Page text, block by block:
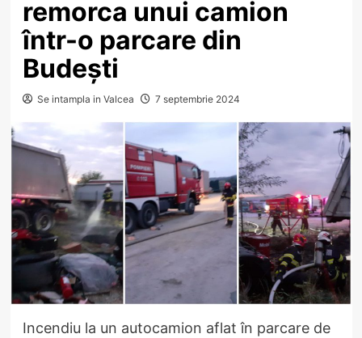
remorca unui camion
într-o parcare din
Budești
Se intampla in Valcea 7 septembrie 2024
Incendiu la un autocamion aflat în parcare de